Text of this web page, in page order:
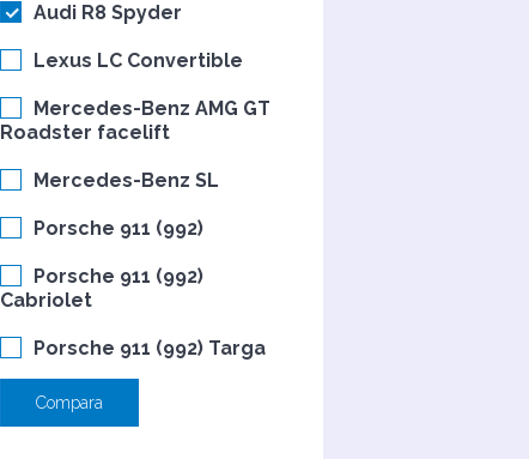
Audi R8 Spyder
Lexus LC Convertible
Mercedes-Benz AMG GT
Roadster facelift
Mercedes-Benz SL
Porsche 911 (992)
Porsche 911 (992)
Cabriolet
Porsche 911 (992) Targa
Compara